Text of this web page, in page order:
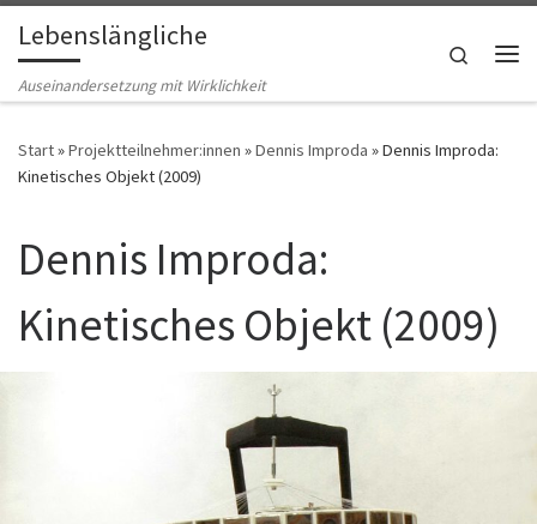
Zum Inhalt springen
Lebenslängliche
Auseinandersetzung mit Wirklichkeit
Search
Start»Projektteilnehmer:innen »Dennis Improda »Dennis Improda:
Kinetisches Objekt (2009)
Dennis Improda:
Kinetisches Objekt (2009)